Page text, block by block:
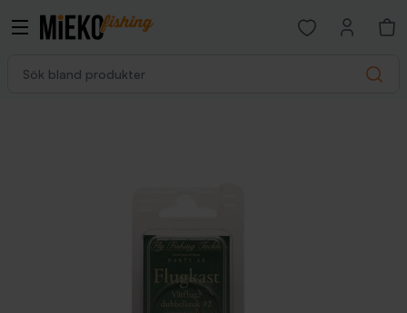
Search
Open favorites